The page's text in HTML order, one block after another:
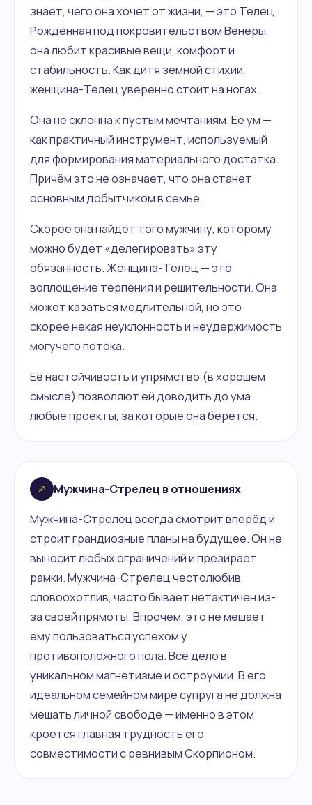
знает, чего она хочет от жизни, — это Телец.
Рождённая под покровительством Венеры,
она любит красивые вещи, комфорт и
стабильность. Как дитя земной стихии,
женщина-Телец уверенно стоит на ногах.
Она не склонна к пустым мечтаниям. Её ум —
как практичный инструмент, используемый
для формирования материального достатка.
Причём это не означает, что она станет
основным добытчиком в семье.
Скорее она найдёт того мужчину, которому
можно будет «делегировать» эту
обязанность. Женщина-Телец — это
воплощение терпения и решительности. Она
может казаться медлительной, но это
скорее некая неуклонность и неудержимость
могучего потока.
Её настойчивость и упрямство (в хорошем
смысле) позволяют ей доводить до ума
любые проекты, за которые она берётся.
Мужчина-Стрелец в отношениях
Мужчина-Стрелец всегда смотрит вперёд и
строит грандиозные планы на будущее. Он не
выносит любых ограничений и презирает
рамки. Мужчина-Стрелец честолюбив,
словоохотлив, часто бывает нетактичен из-
за своей прямоты. Впрочем, это не мешает
ему пользоваться успехом у
противоположного пола. Всё дело в
уникальном магнетизме и остроумии. В его
идеальном семейном мире супруга не должна
мешать личной свободе — именно в этом
кроется главная трудность его
совместимости с ревнивым Скорпионом.